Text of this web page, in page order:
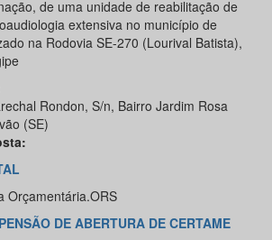
de uma unidade de reabilitação de
extensiva no município de
na Rodovia SE-270 (Lourival Batista),
Rondon, S/n, Bairro Jardim Rosa
(SE)
Orçamentária.ORS
DE ABERTURA DE CERTAME